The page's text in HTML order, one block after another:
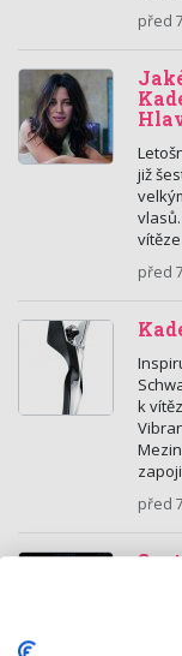
před
již
před
k
před
V